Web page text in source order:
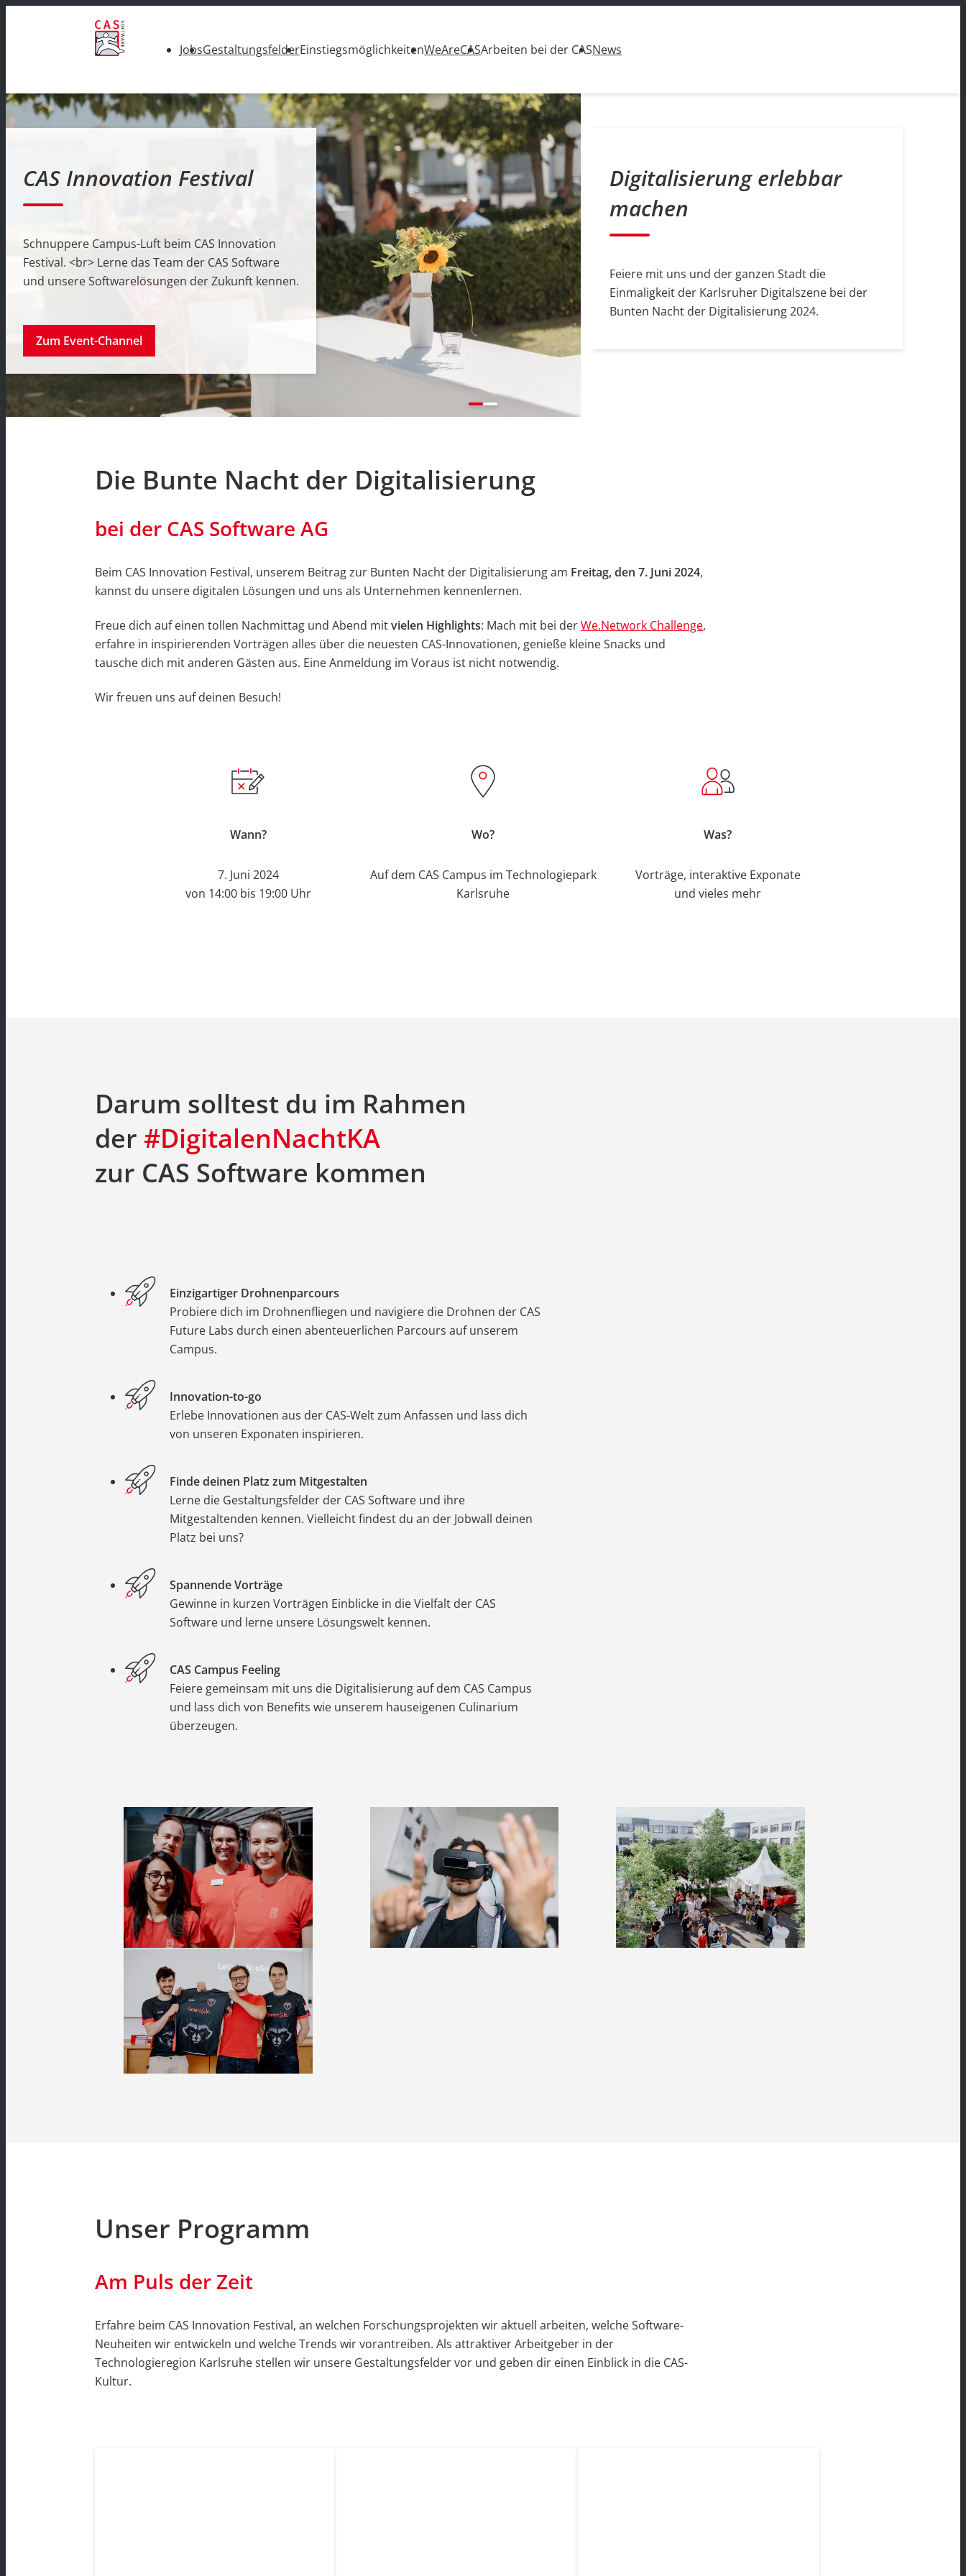
JobsGestaltungsfelderEinstiegsmöglichkeitenWeAreCASArbeiten bei der CASNews
CAS Innovation Festival
Schnuppere Campus-Luft beim CAS Innovation
Festival. <br> Lerne das Team der CAS Software
und unsere Softwarelösungen der Zukunft kennen.
Zum Event-Channel
Digitalisierung erlebbar
machen
Feiere mit uns und der ganzen Stadt die
Einmaligkeit der Karlsruher Digitalszene bei der
Bunten Nacht der Digitalisierung 2024.
Die Bunte Nacht der Digitalisierung
bei der CAS Software AG
Beim CAS Innovation Festival, unserem Beitrag zur Bunten Nacht der Digitalisierung am Freitag, den 7. Juni 2024,
kannst du unsere digitalen Lösungen und uns als Unternehmen kennenlernen.
Freue dich auf einen tollen Nachmittag und Abend mitvielen Highlights: Mach mit bei derWe.Network Challenge,
erfahre in inspirierenden Vorträgen alles über die neuesten CAS-Innovationen, genieße kleine Snacks und
tausche dich mit anderen Gästen aus. Eine Anmeldung im Voraus ist nicht notwendig.
Wir freuen uns auf deinen Besuch!
Wann?
7. Juni 2024
von 14:00 bis 19:00 Uhr
Wo?
Auf dem CAS Campus im Technologiepark
Karlsruhe
Was?
Vorträge, interaktive Exponate
und vieles mehr
Darum solltest du im Rahmen
der #DigitalenNachtKA
zur CAS Software kommen
Einzigartiger Drohnenparcours
Probiere dich im Drohnenfliegen und navigiere die Drohnen der CAS
Future Labs durch einen abenteuerlichen Parcours auf unserem
Campus.
Innovation-to-go
Erlebe Innovationen aus der CAS-Welt zum Anfassen und lass dich
von unseren Exponaten inspirieren.
Finde deinen Platz zum Mitgestalten
Lerne die Gestaltungsfelder der CAS Software und ihre
Mitgestaltenden kennen. Vielleicht findest du an der Jobwall deinen
Platz bei uns?
Spannende Vorträge
Gewinne in kurzen Vorträgen Einblicke in die Vielfalt der CAS
Software und lerne unsere Lösungswelt kennen.
CAS Campus Feeling
Feiere gemeinsam mit uns die Digitalisierung auf dem CAS Campus
und lass dich von Benefits wie unserem hauseigenen Culinarium
überzeugen.
Unser Programm
Am Puls der Zeit
Erfahre beim CAS Innovation Festival, an welchen Forschungsprojekten wir aktuell arbeiten, welche Software-
Neuheiten wir entwickeln und welche Trends wir vorantreiben. Als attraktiver Arbeitgeber in der
Technologieregion Karlsruhe stellen wir unsere Gestaltungsfelder vor und geben dir einen Einblick in die CAS-
Kultur.